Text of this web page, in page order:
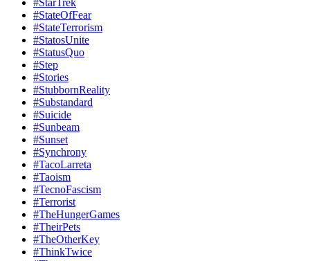
#StarTrek
#StateOfFear
#StateTerrorism
#StatosUnite
#StatusQuo
#Step
#Stories
#StubbornReality
#Substandard
#Suicide
#Sunbeam
#Sunset
#Synchrony
#TacoLarreta
#Taoism
#TecnoFascism
#Terrorist
#TheHungerGames
#TheirPets
#TheOtherKey
#ThinkTwice